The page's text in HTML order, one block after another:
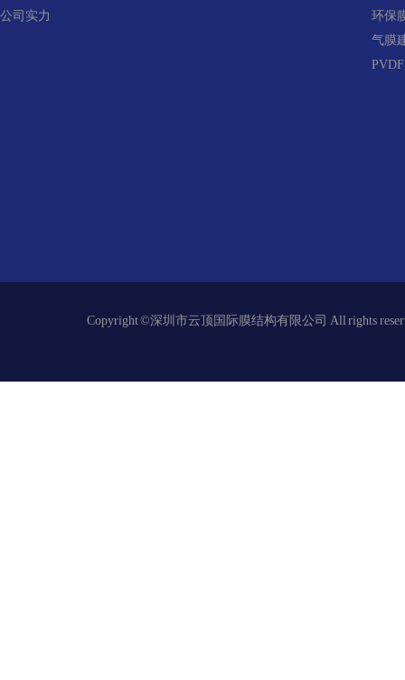
公司实力
环保
气膜
Copyright ©深圳市云顶国际膜结构有限公司 All rights